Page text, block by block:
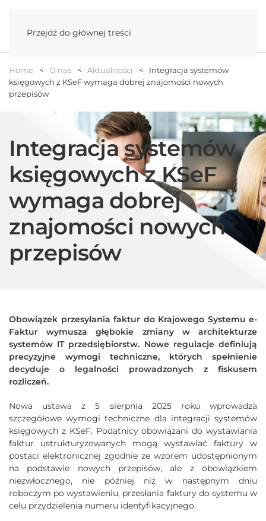
Przejdź do głównej treści
Home O nas Aktualności
Integracja systemów
księgowych z KSeF wymaga dobrej znajomości nowych
przepisów
Integracja systemów
księgowych z KSeF
wymaga dobrej
znajomości nowych
przepisów
Obowiązek przesyłania faktur do Krajowego Systemu e-
Faktur wymusza głębokie zmiany w architekturze
systemów IT przedsiębiorstw. Nowe regulacje definiują
precyzyjne wymogi techniczne, których spełnienie
decyduje o legalności prowadzonych z fiskusem
rozliczeń.
Nowa ustawa z 5 sierpnia 2025 roku wprowadza
szczegółowe wymogi techniczne dla integracji systemów
księgowych z KSeF. Podatnicy obowiązani do wystawiania
faktur ustrukturyzowanych mogą wystawiać faktury w
postaci elektronicznej zgodnie ze wzorem udostępnionym
na podstawie nowych przepisów, ale z obowiązkiem
niezwłocznego, nie później niż w następnym dniu
roboczym po wystawieniu, przesłania faktury do systemu w
celu przydzielenia numeru identyfikacyjnego.